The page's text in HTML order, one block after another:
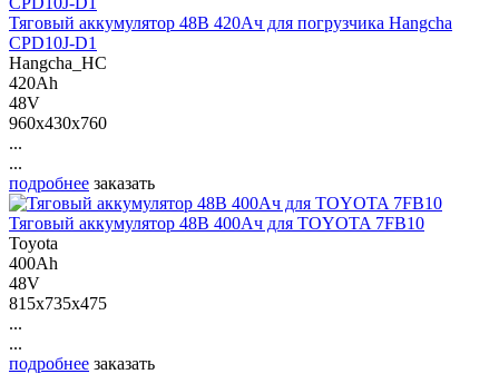
Тяговый аккумулятор 48В 420Ач для погрузчика Hangcha
CPD10J-D1
Hangcha_HC
420Ah
48V
960x430x760
...
...
подробнее заказать
Тяговый аккумулятор 48В 400Ач для TOYOTA 7FB10
Toyota
400Ah
48V
815x735x475
...
...
подробнее заказать